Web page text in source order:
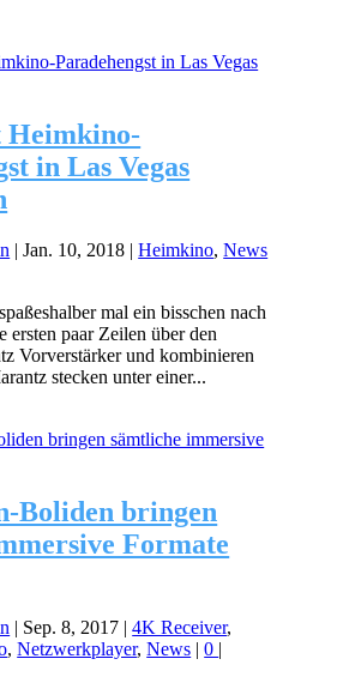
Heimkino-
in Las Vegas
|Jan. 10, 2018 |Heimkino,News
mal ein bisschen nach
ersten paar Zeilen über den
Vorverstärker und kombinieren
stecken unter einer...
Boliden bringen
Formate
| Sep. 8, 2017 |4K Receiver,
,Netzwerkplayer,News |0 |